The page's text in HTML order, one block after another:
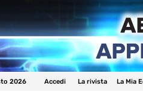
2026 Accedi La rivista La Mia